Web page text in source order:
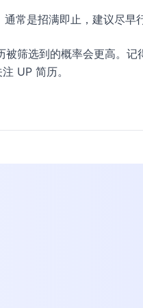
常是招满即止，建议尽早行
被筛选到的概率会更高。记
UP 简历。